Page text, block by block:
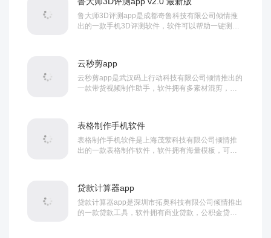
鲁大师3D评测app是成都奇鲁科技有限公司倾情推
出的一款手机3D评测软件，软件可以帮助一键测评
云秒剪app
云秒剪app是武汉码上行动科技有限公司倾情推出的
一款带货视频制作助手，软件拥有多素材混剪，无
表格制作手机软件
表格制作手机软件是上海茂萦科技有限公司倾情推
出的一款表格制作软件，软件拥有海量模板，可以
贷款计算器app
贷款计算器app是深圳市拓奥科技有限公司倾情推出
的一款贷款工具，软件拥有商业贷款，公积金贷